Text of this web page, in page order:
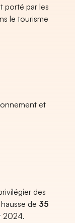
porté par les
le tourisme
et
des
de 35
2024.